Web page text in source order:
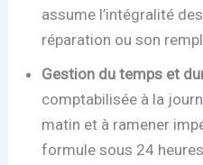
assume l’intégralité
réparation ou son
Gestion du temps et
comptabilisée à la
matin et à ramener
formule sous 24